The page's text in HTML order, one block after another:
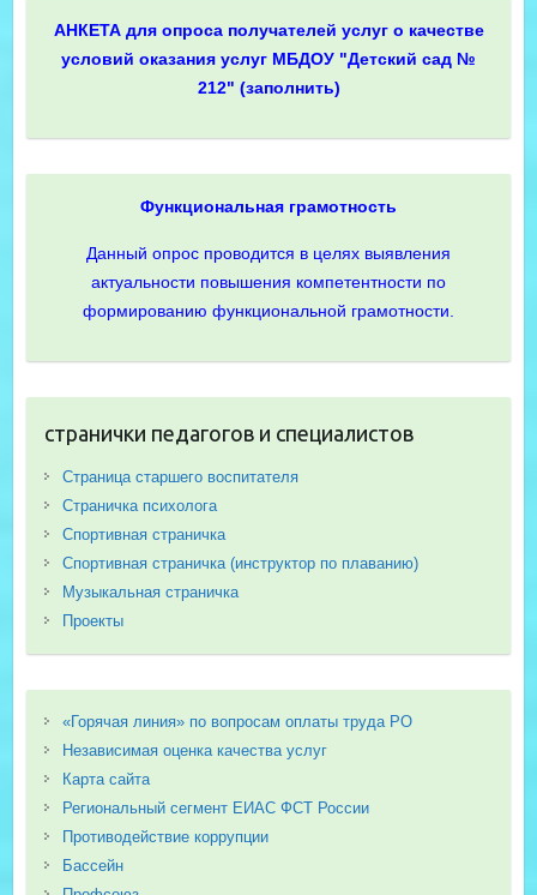
АНКЕТА для опроса получателей услуг о качестве
условий оказания услуг МБДОУ "Детский сад №
212" (заполнить)
Функциональная грамотность
Данный опрос проводится в целях выявления
актуальности повышения компетентности по
формированию функциональной грамотности.
странички педагогов и специалистов
Страница старшего воспитателя
Страничка психолога
Спортивная страничка
Спортивная страничка (инструктор по плаванию)
Музыкальная страничка
Проекты
«Горячая линия» по вопросам оплаты труда РО
Независимая оценка качества услуг
Карта сайта
Региональный сегмент ЕИАС ФСТ России
Противодействие коррупции
Бассейн